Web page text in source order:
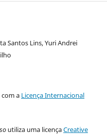
Santos Lins, Yuri Andrei
a Licença Internacional
utiliza uma licençaCreative